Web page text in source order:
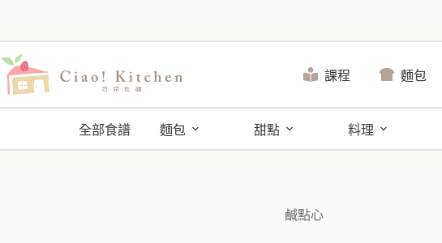
要
內
容
課程 麵包
全部食譜 麵包 甜點 料理
鹹點心